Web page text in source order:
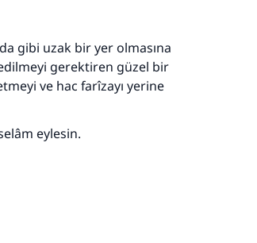
gibi uzak bir yer olmasına
gerektiren güzel bir
ve hac farîzayı yerine
eylesin.
kişinin sevabı kadar